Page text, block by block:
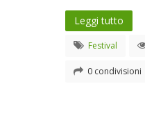
Leggi tutto
Festival
0 condivisioni